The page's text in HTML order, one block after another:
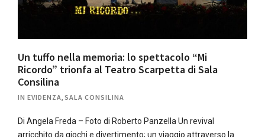
Un tuffo nella memoria: lo spettacolo “Mi
Ricordo” trionfa al Teatro Scarpetta di Sala
Consilina
IN EVIDENZA SALA CONSILINA
Di Angela Freda – Foto di Roberto Panzella Un revival
arricchito da giochi e divertimento; un viaggio attraverso la